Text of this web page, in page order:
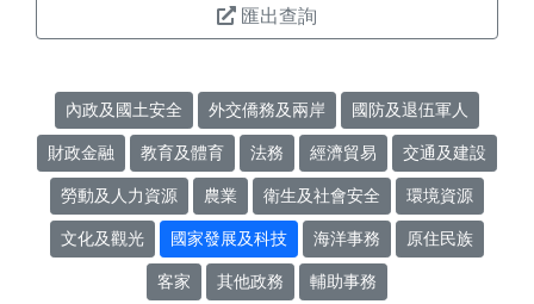
匯出查詢
內政及國土安全 外交僑務及兩岸 國防及退伍軍人
財政金融 教育及體育 法務 經濟貿易 交通及建設
勞動及人力資源 農業 衛生及社會安全 環境資源
文化及觀光 國家發展及科技 海洋事務 原住民族
客家 其他政務 輔助事務